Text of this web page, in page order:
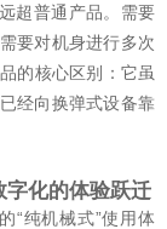
超普通产品。需要
要对机身进行多次
的核心区别：它虽
经向换弹式设备靠
字化的体验跃迁
“纯机械式”使用体